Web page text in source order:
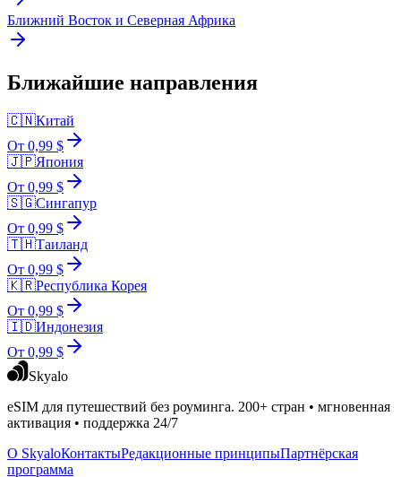
Ближний Восток и Северная Африка
Ближайшие направления
🇨🇳Китай
От 0,99 $
🇯🇵Япония
От 0,99 $
🇸🇬Сингапур
От 0,99 $
🇹🇭Таиланд
От 0,99 $
🇰🇷Республика Корея
От 0,99 $
🇮🇩Индонезия
От 0,99 $
Skyalo
eSIM для путешествий без роуминга. 200+ стран • мгновенная
активация • поддержка 24/7
О SkyaloКонтактыРедакционные принципыПартнёрская
программа